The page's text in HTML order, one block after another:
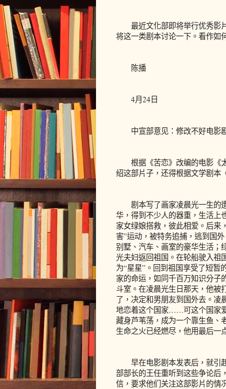
最近文化部即将举行优秀影片
将这一类剧本讨论一下。看作如
陈播
4月24日
中宣部意见：修改不好电影
根据《苦恋》改编的电影《
绍这部片子，还得根据文学剧本
剧本写了画家凌晨光一生的
华，得到不少人的器重，生活上
家女绿娘搭救，彼此相爱。后来
害”运动，被特务追捕，逃到国
别墅、汽车、画室的豪华生活；
光夫妇返回祖国。在轮船驶入祖
为“星星”。回到祖国享受了短暂
家的命运，如同千百万知识分子
斗室。在凌晨光生日那天，他被
了，决定和男朋友到国外去。凌
地恋着这个国家……可这个国家
藏身芦苇荡，成为一个靠生鱼、
生命之火已经燃尽，他用最后一
早在电影剧本发表后，就引
部部长的王任重听到这些争论后
信，要求他们关注这部影片的情